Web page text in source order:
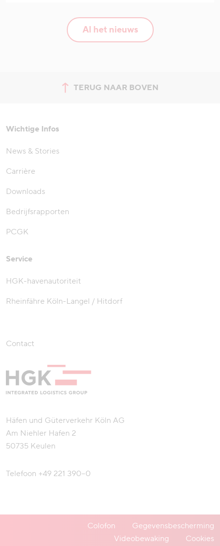
Al het nieuws
TERUG NAAR BOVEN
Spring naar de bovenkant
Wichtige Infos
News & Stories
Carrière
Downloads
Bedrijfsrapporten
PCGK
Service
HGK-havenautoriteit
Rheinfähre Köln-Langel / Hitdorf
Contact
Häfen und Güterverkehr Köln AG
Am Niehler Hafen 2
50735 Keulen
Telefoon +49 221 390–0
Colofon
Gegevensbescherming
Videobewaking
Cookies